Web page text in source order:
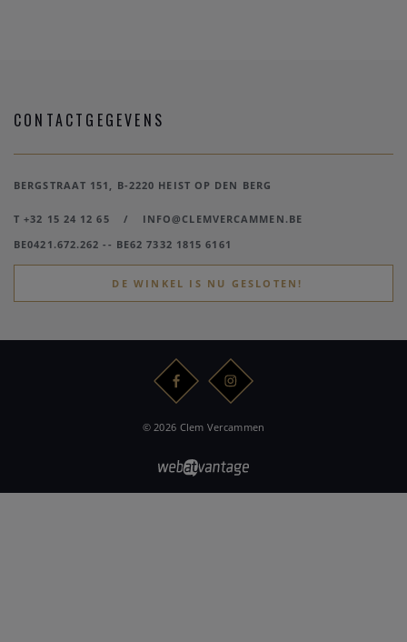
CONTACTGEGEVENS
BERGSTRAAT 151, B-2220 HEIST OP DEN BERG
T +32 15 24 12 65 /
INFO@CLEMVERCAMMEN.BE
BE0421.672.262 -- BE62 7332 1815 6161
DE WINKEL IS NU GESLOTEN!
© 2026 Clem Vercammen